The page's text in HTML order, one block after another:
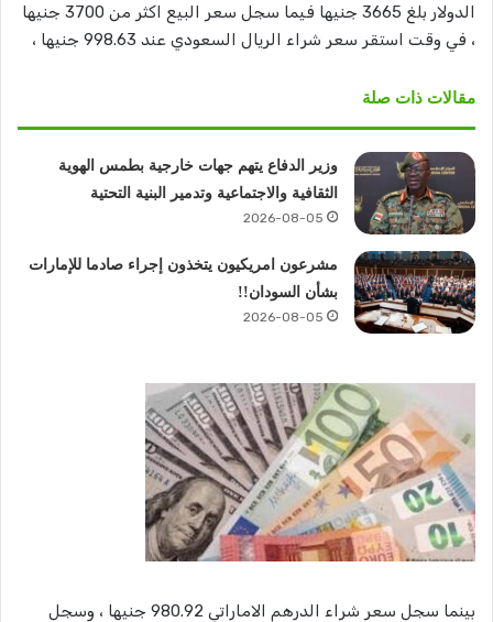
الدولار بلغ 3665 جنيها فيما سجل سعر البيع اكثر من 3700 جنيها
، في وقت استقر سعر شراء الريال السعودي عند 998.63 جنيها ،
مقالات ذات صلة
وزير الدفاع يتهم جهات خارجية بطمس الهوية
الثقافية والاجتماعية وتدمير البنية التحتية
2026-08-05
مشرعون امريكيون يتخذون إجراء صادما للإمارات
بشأن السودان!!
2026-08-05
بينما سجل سعر شراء الدرهم الاماراتي 980.92 جنيها ، وسجل